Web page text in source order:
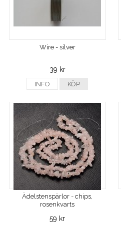
Wire - silver
39 kr
INFO KÖP
Ädelstenspärlor - chips,
rosenkvarts
59 kr